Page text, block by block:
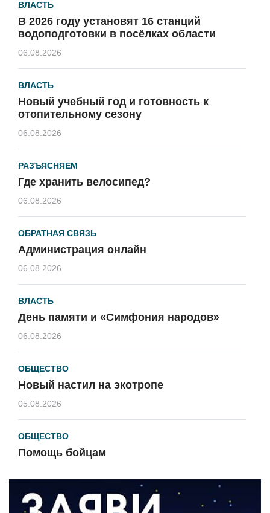
ВЛАСТЬ
В 2026 году установят 16 станций
водоподготовки в посёлках области
06.08.2026
ВЛАСТЬ
Новый учебный год и готовность к
отопительному сезону
06.08.2026
РАЗЪЯСНЯЕМ
Где хранить велосипед?
06.08.2026
ОБРАТНАЯ СВЯЗЬ
Администрация онлайн
06.08.2026
ВЛАСТЬ
День памяти и «Симфония народов»
06.08.2026
ОБЩЕСТВО
Новый настил на экотропе
05.08.2026
ОБЩЕСТВО
Помощь бойцам
ВЛАСТЬ